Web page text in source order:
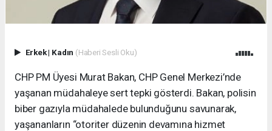
Erkek| Kadın (Haberi Sesli Oku)
CHP PM Üyesi Murat Bakan, CHP Genel Merkezi’nde
yaşanan müdahaleye sert tepki gösterdi. Bakan, polisin
biber gazıyla müdahalede bulunduğunu savunarak,
yaşananların “otoriter düzenin devamına hizmet